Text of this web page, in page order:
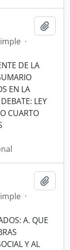
·
DE LA
EN LA
LEY
CUARTO
·
A. QUE
Y AL